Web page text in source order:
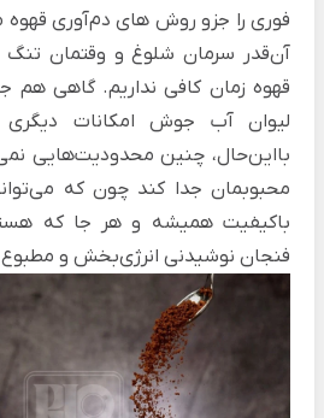
فوری را جزو روش های دم‌آوری
آن‌قدر سرمان شلوغ و وقتمان
قهوه زمان کافی نداریم. گاهی هم
لیوان آب جوش امکانات دیگری
بااین‌حال، چنین محدودیت‌هایی
محبوبمان جدا کند چون که
باکیفیت همیشه و هر جا که
فنجان نوشیدنی انرژی‌بخش و